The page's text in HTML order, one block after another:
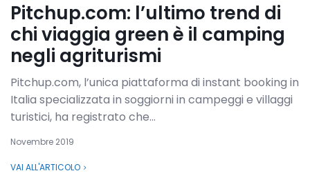
Pitchup.com: l’ultimo trend di
chi viaggia green è il camping
negli agriturismi
Pitchup.com, l’unica piattaforma di instant booking in
Italia specializzata in soggiorni in campeggi e villaggi
turistici, ha registrato che...
Novembre 2019
VAI ALL'ARTICOLO